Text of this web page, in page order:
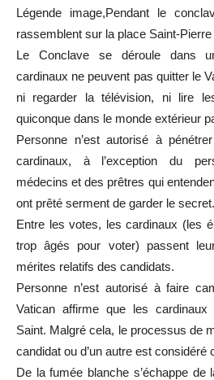
Légende image,Pendant le
rassemblent sur la place Saint-
Le Conclave se déroule dans
cardinaux ne peuvent pas quitter le
ni regarder la télévision, ni lire
quiconque dans le monde extérieur
Personne n’est autorisé à
cardinaux, à l’exception du
médecins et des prêtres qui
ont prêté serment de garder le secret.
Entre les votes, les cardinaux (les
trop âgés pour voter) passent
mérites relatifs des candidats.
Personne n’est autorisé à faire
Vatican affirme que les cardinaux
Saint. Malgré cela, le processus de
candidat ou d’un autre est considéré
De la fumée blanche s’échappe